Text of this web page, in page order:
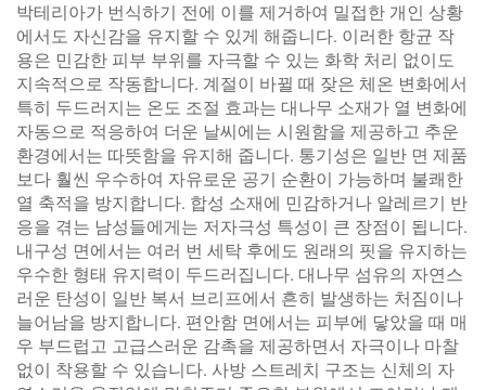
박테리아가 번식하기 전에 이를 제거하여 밀접한 개인 상황
에서도 자신감을 유지할 수 있게 해줍니다. 이러한 항균 작
용은 민감한 피부 부위를 자극할 수 있는 화학 처리 없이도
지속적으로 작동합니다. 계절이 바뀔 때 잦은 체온 변화에서
특히 두드러지는 온도 조절 효과는 대나무 소재가 열 변화에
자동으로 적응하여 더운 날씨에는 시원함을 제공하고 추운
환경에서는 따뜻함을 유지해 줍니다. 통기성은 일반 면 제품
보다 훨씬 우수하여 자유로운 공기 순환이 가능하며 불쾌한
열 축적을 방지합니다. 합성 소재에 민감하거나 알레르기 반
응을 겪는 남성들에게는 저자극성 특성이 큰 장점이 됩니다.
내구성 면에서는 여러 번 세탁 후에도 원래의 핏을 유지하는
우수한 형태 유지력이 두드러집니다. 대나무 섬유의 자연스
러운 탄성이 일반 복서 브리프에서 흔히 발생하는 처짐이나
늘어남을 방지합니다. 편안함 면에서는 피부에 닿았을 때 매
우 부드럽고 고급스러운 감촉을 제공하면서 자극이나 마찰
없이 착용할 수 있습니다. 사방 스트레치 구조는 신체의 자